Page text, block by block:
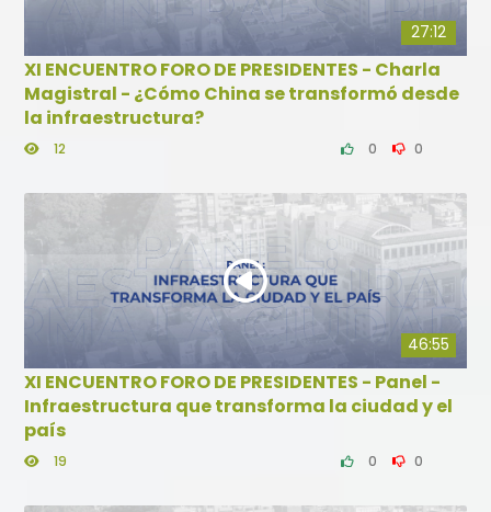
27:12
XI ENCUENTRO FORO DE PRESIDENTES - Charla
Magistral - ¿Cómo China se transformó desde
la infraestructura?
12 0 0
46:55
XI ENCUENTRO FORO DE PRESIDENTES - Panel -
Infraestructura que transforma la ciudad y el
país
19 0 0